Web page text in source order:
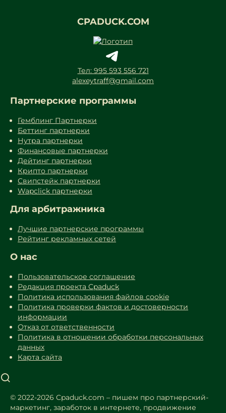
CPADUCK.COM
Тел: 995 593 556 721
alexeytraff@gmail.com
Партнерские программы
Гемблинг Партнерки
Беттинг партнерки
Нутра партнерки
Финансовые партнерки
Дейтинг партнерки
Крипто партнерки
Свипстейк партнерки
Wapclick партнерки
Для арбитражника
Лучшие партнерские программы
Рейтинг рекламных сетей
О нас
Пользовательское соглашение
Редакция проекта Cpaduck
Политика использования файлов cookie
Политика проверки фактов и достоверности
информации
Отказ от ответственности
Политика в отношении обработки персональных
данных
Карта сайта
© 2022-2026 Cpaduck.com – пишем про партнерский-
маркетинг, заработок в интернете, продвижение